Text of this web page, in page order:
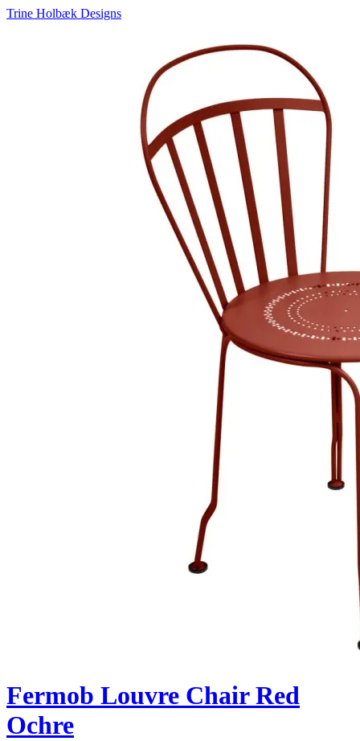
Trine Holbæk Designs
Fermob Louvre Chair Red
Ochre